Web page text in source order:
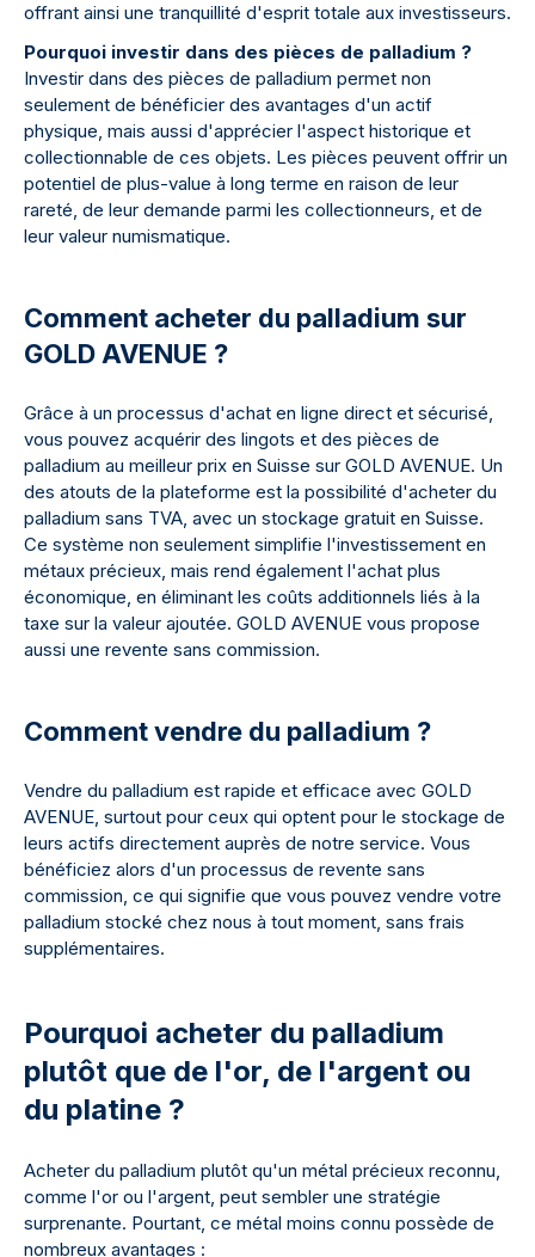
offrant ainsi une tranquillité d'esprit totale aux investisseurs.
Pourquoi investir dans des pièces de palladium ?
Investir dans des pièces de palladium permet non
seulement de bénéficier des avantages d'un actif
physique, mais aussi d'apprécier l'aspect historique et
collectionnable de ces objets. Les pièces peuvent offrir un
potentiel de plus-value à long terme en raison de leur
rareté, de leur demande parmi les collectionneurs, et de
leur valeur numismatique.
Comment acheter du palladium sur
GOLD AVENUE ?
Grâce à un processus d'achat en ligne direct et sécurisé,
vous pouvez acquérir des lingots et des pièces de
palladium au meilleur prix en Suisse sur GOLD AVENUE. Un
des atouts de la plateforme est la possibilité d'acheter du
palladium sans TVA, avec un stockage gratuit en Suisse.
Ce système non seulement simplifie l'investissement en
métaux précieux, mais rend également l'achat plus
économique, en éliminant les coûts additionnels liés à la
taxe sur la valeur ajoutée. GOLD AVENUE vous propose
aussi une revente sans commission.
Comment vendre du palladium ?
Vendre du palladium est rapide et efficace avec GOLD
AVENUE, surtout pour ceux qui optent pour le stockage de
leurs actifs directement auprès de notre service. Vous
bénéficiez alors d'un processus de revente sans
commission, ce qui signifie que vous pouvez vendre votre
palladium stocké chez nous à tout moment, sans frais
supplémentaires.
Pourquoi acheter du palladium
plutôt que de l'or, de l'argent ou
du platine ?
Acheter du palladium plutôt qu'un métal précieux reconnu,
comme l'or ou l'argent, peut sembler une stratégie
surprenante. Pourtant, ce métal moins connu possède de
nombreux avantages :